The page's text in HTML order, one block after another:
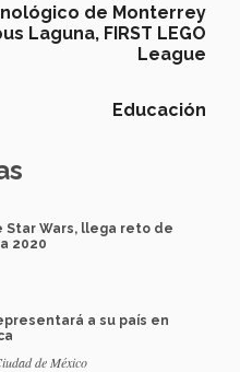
de Monterrey
Laguna, FIRST LEGO
League
Educación
Star Wars, llega reto de
2020
a su país en
de México